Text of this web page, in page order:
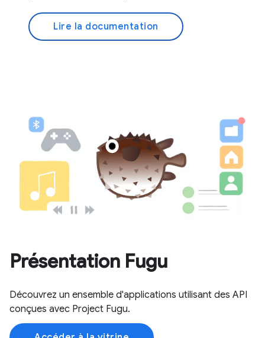
Lire la documentation
Présentation Fugu
Découvrez un ensemble d'applications utilisant des API
conçues avec Project Fugu.